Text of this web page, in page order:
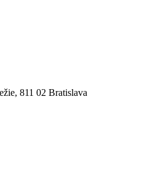
811 02 Bratislava